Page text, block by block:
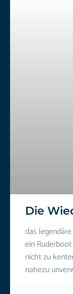
Die
das
ein
nicht zu
nahezu